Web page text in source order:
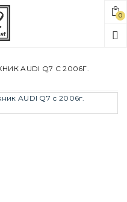
0
AUDI Q7 С 2006Г.